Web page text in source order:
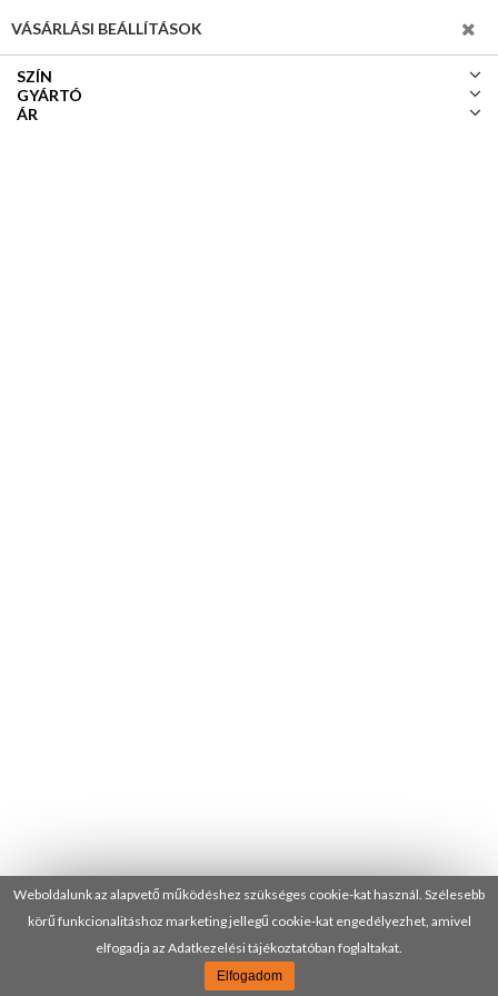
Weboldalunk az alapvető működéshez szükséges cookie-kat használ. Szélesebb
körű funkcionalitáshoz marketing jellegű cookie-kat engedélyezhet, amivel
elfogadja az Adatkezelési tájékoztatóban foglaltakat.
Elfogadom
VÁSÁRLÁSI BEÁLLÍTÁSOK
SZÍN
GYÁRTÓ
ÁR